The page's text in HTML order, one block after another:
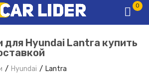
0
для Hyundai Lantra купить
Hyundai Lantra